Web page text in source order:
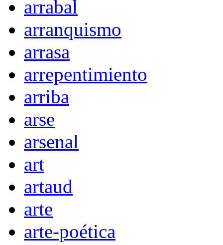
arrabal
arranquismo
arrasa
arrepentimiento
arriba
arse
arsenal
art
artaud
arte
arte-poética